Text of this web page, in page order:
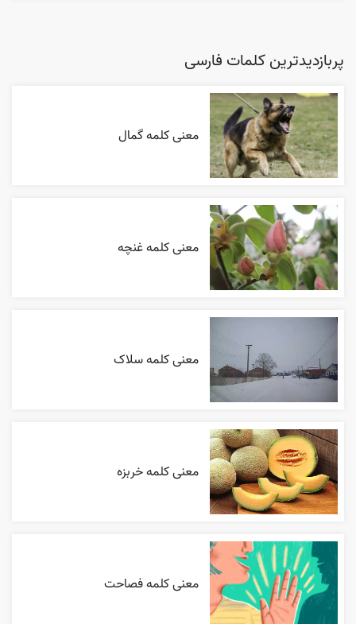
پربازدیدترین کلمات فارسی
معنی کلمه گمال
معنی کلمه غنچه
معنی کلمه سلاک
معنی کلمه خربزه
معنی کلمه فصاحت